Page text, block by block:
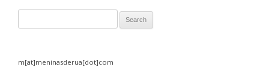
m[at]meninasderua[dot]com